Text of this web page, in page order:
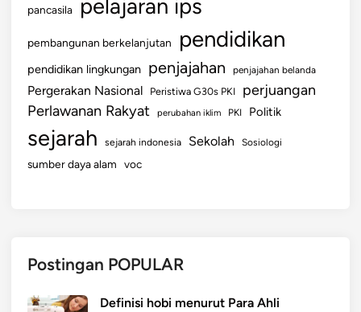
pancasila pelajaran ips
pembangunan berkelanjutan pendidikan
pendidikan lingkungan penjajahan penjajahan belanda
Pergerakan Nasional Peristiwa G30s PKI perjuangan
Perlawanan Rakyat perubahan iklim PKI Politik
sejarah sejarah indonesia Sekolah Sosiologi
sumber daya alam voc
Postingan POPULAR
Definisi hobi menurut Para Ahli